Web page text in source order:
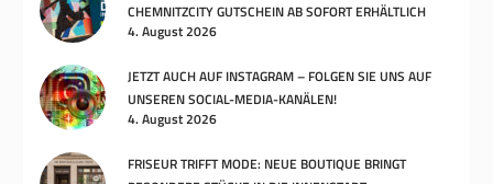
CHEMNITZCITY GUTSCHEIN AB SOFORT ERHÄLTLICH
4. August 2026
JETZT AUCH AUF INSTAGRAM – FOLGEN SIE UNS AUF
UNSEREN SOCIAL-MEDIA-KANÄLEN!
4. August 2026
FRISEUR TRIFFT MODE: NEUE BOUTIQUE BRINGT